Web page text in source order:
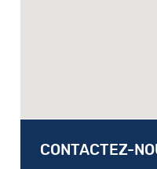
CONTACTEZ-